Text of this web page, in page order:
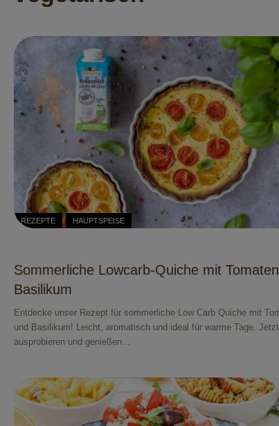
REZEPTE HAUPTSPEISE
Sommerliche Lowcarb-Quiche mit
Basilikum
Entdecke unser Rezept für sommerliche Low Carb Quiche mit
und Basilikum! Leicht, aromatisch und ideal für warme Tage. Jetzt
ausprobieren und genießen...